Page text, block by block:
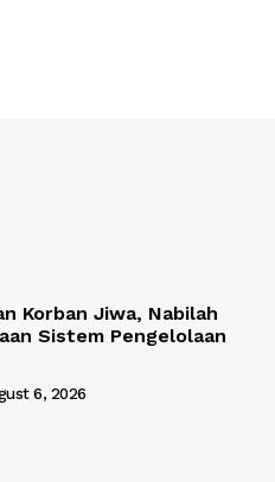
Korban Jiwa, Nabilah
Sistem Pengelolaan
6, 2026